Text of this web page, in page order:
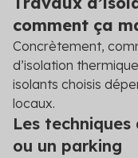
comment ça
Concrètement,
d’isolation
isolants choisis
locaux.
Les
ou un parking